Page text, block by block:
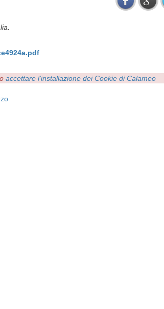
accettare l'installazione dei Cookie di Calameo